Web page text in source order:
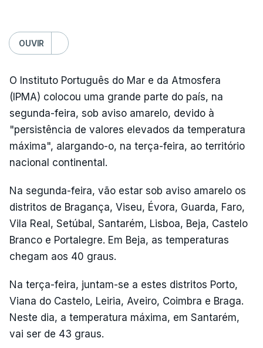
OUVIR
O Instituto Português do Mar e da Atmosfera
(IPMA) colocou uma grande parte do país, na
segunda-feira, sob aviso amarelo, devido à
"persistência de valores elevados da temperatura
máxima", alargando-o, na terça-feira, ao território
nacional continental.
Na segunda-feira, vão estar sob aviso amarelo os
distritos de Bragança, Viseu, Évora, Guarda, Faro,
Vila Real, Setúbal, Santarém, Lisboa, Beja, Castelo
Branco e Portalegre. Em Beja, as temperaturas
chegam aos 40 graus.
Na terça-feira, juntam-se a estes distritos Porto,
Viana do Castelo, Leiria, Aveiro, Coimbra e Braga.
Neste dia, a temperatura máxima, em Santarém,
vai ser de 43 graus.